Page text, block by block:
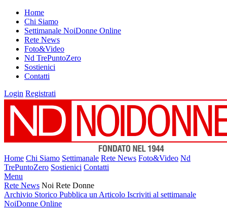
Home
Chi Siamo
Settimanale NoiDonne Online
Rete News
Foto&Video
Nd TrePuntoZero
Sostienici
Contatti
Login Registrati
Home Chi Siamo Settimanale Rete News Foto&Video Nd
TrePuntoZero Sostienici Contatti
Menu
Rete News Noi Rete Donne
Archivio Storico Pubblica un Articolo Iscriviti al settimanale
NoiDonne Online